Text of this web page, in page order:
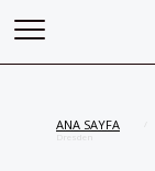
ANA SAYFA
Dresden